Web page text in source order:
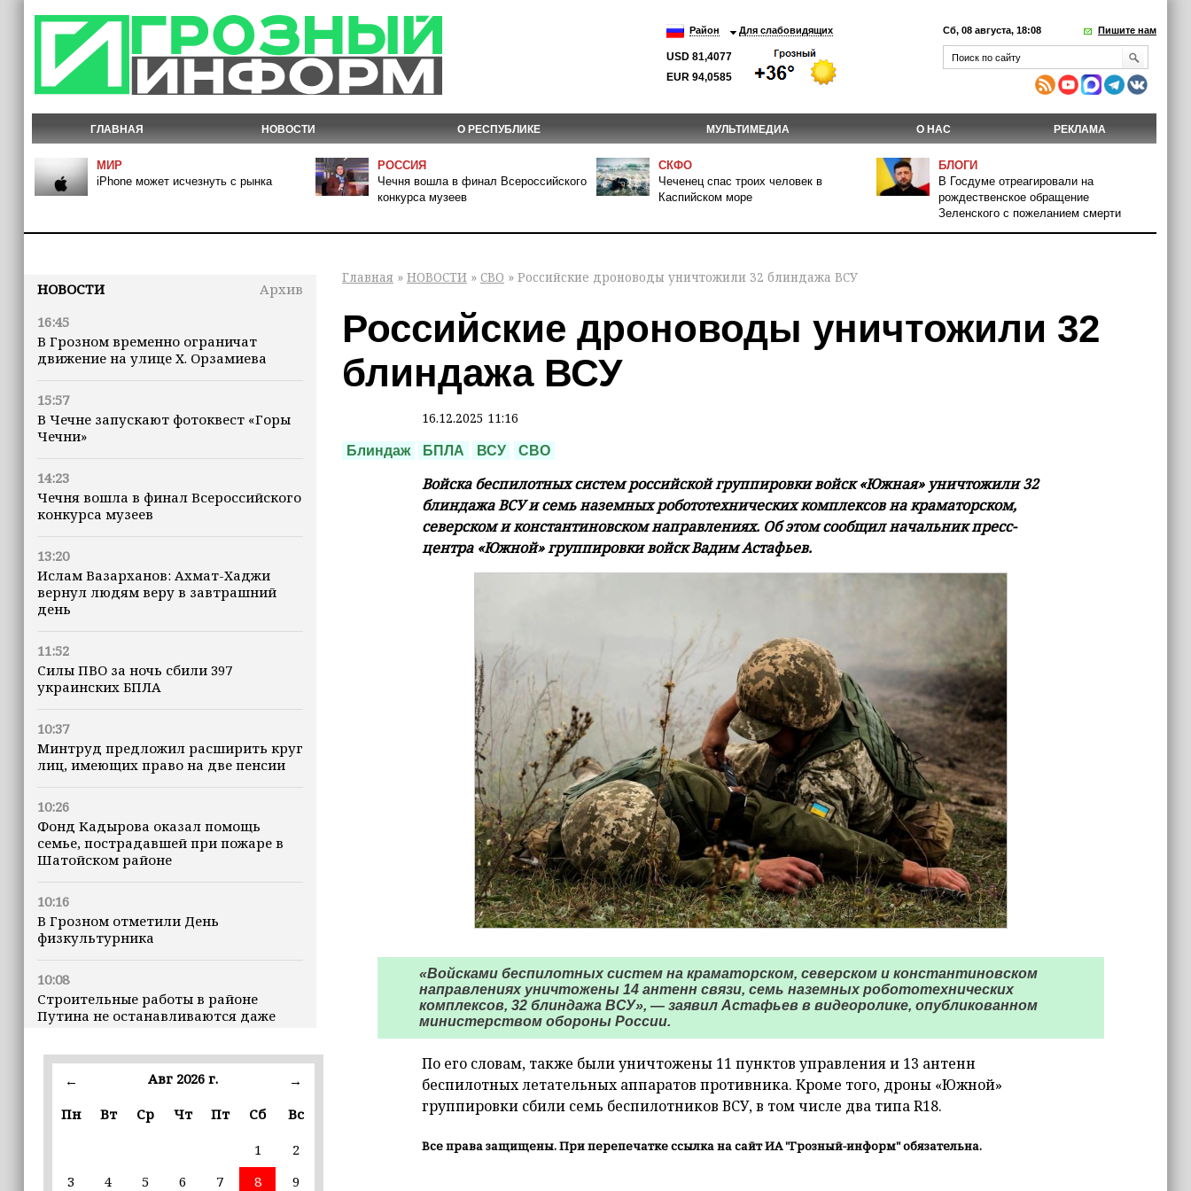
Район Для слабовидящих
USD 81,4077
EUR 94,0585
Сб, 08 августа, 18:08 Пишите нам
ГЛАВНАЯ НОВОСТИ О РЕСПУБЛИКЕ МУЛЬТИМЕДИА О НАС РЕКЛАМА
МИР
iPhone может исчезнуть с рынка
РОССИЯ
Чечня вошла в финал Всероссийского
конкурса музеев
СКФО
Чеченец спас троих человек в
Каспийском море
БЛОГИ
В Госдуме отреагировали на
рождественское обращение
Зеленского с пожеланием смерти
НОВОСТИ
Архив
16:45
В Грозном временно ограничат
движение на улице Х. Орзамиева
15:57
В Чечне запускают фотоквест «Горы
Чечни»
14:23
Чечня вошла в финал Всероссийского
конкурса музеев
13:20
Ислам Вазарханов: Ахмат-Хаджи
вернул людям веру в завтрашний
день
11:52
Силы ПВО за ночь сбили 397
украинских БПЛА
10:37
Минтруд предложил расширить круг
лиц, имеющих право на две пенсии
10:26
Фонд Кадырова оказал помощь
семье, пострадавшей при пожаре в
Шатойском районе
10:16
В Грозном отметили День
физкультурника
10:08
Строительные работы в районе
Путина не останавливаются даже
марта
В пяти школах столицы обновляют
← Авг 2026 г.
→
Пн
Вт Ср Чт Пт Сб
Вс
1
2
3
4 5 6 7 8
9
Главная » НОВОСТИ » СВО » Российские дроноводы уничтожили 32 блиндажа ВСУ
Российские дроноводы уничтожили 32
блиндажа ВСУ
16.12.2025 11:16
Блиндаж БПЛА ВСУ СВО
Войска беспилотных систем российской группировки войск «Южная» уничтожили 32
блиндажа ВСУ и семь наземных робототехнических комплексов на краматорском,
северском и константиновском направлениях. Об этом сообщил начальник пресс-
центра «Южной» группировки войск Вадим Астафьев.
«Войсками беспилотных систем на краматорском, северском и константиновском
направлениях уничтожены 14 антенн связи, семь наземных робототехнических
комплексов, 32 блиндажа ВСУ», — заявил Астафьев в видеоролике, опубликованном
министерством обороны России.
По его словам, также были уничтожены 11 пунктов управления и 13 антенн
беспилотных летательных аппаратов противника. Кроме того, дроны «Южной»
группировки сбили семь беспилотников ВСУ, в том числе два типа R18.
Все права защищены. При перепечатке ссылка на сайт ИА "Грозный-информ" обязательна.